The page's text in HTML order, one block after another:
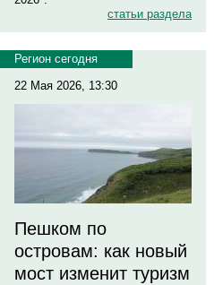
статьи раздела
Регион сегодня
22 Мая 2026, 13:30
Пешком по
островам: как новый
мост изменит туризм